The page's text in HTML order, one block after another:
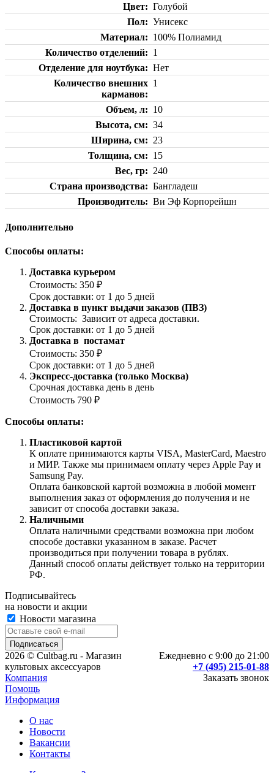
Цвет
Голубой
Пол
Унисекс
Материал
100% Полиамид
Количество отделений
1
Отделение для ноутбука
Нет
Количество внешних
карманов
1
Объем, л
10
Высота, см
34
Ширина, см
23
Толщина, см
15
Вес, гр
240
Страна производства
Бангладеш
Производитель
Ви Эф Корпорейшн
Дополнительно
Способы оплаты:
Доставка курьером
Стоимость: 350 ₽
Срок доставки: от 1 до 5 дней
Доставка в пункт выдачи заказов (ПВЗ)
Стоимость: Зависит от адреса доставки.
Срок доставки: от 1 до 5 дней
Доставка в постамат
Стоимость: 350 ₽
Срок доставки: от 1 до 5 дней
Экспресс-доставка (только Москва)
Срочная доставка день в день
Стоимость 790 ₽
Способы оплаты:
Пластиковой картой
К оплате принимаются карты VISA, MasterCard, Maestro
и МИР. Также мы принимаем оплату через Apple Pay и
Samsung Pay.
Оплата банковской картой возможна в любой момент
выполнения заказ от оформления до получения и не
зависит от способа доставки заказа.
Наличными
Оплата наличными средствами возможна при любом
способе доставки указанном в заказе. Расчет
производиться при получении товара в рублях.
Данный способ оплаты действует только на территории
РФ.
Подписывайтесь
на новости и акции
Новости магазина
Ежедневно с 9:00 до 21:00
+7 (495) 215-01-88
Заказать звонок
2026 © Cultbag.ru - Магазин
культовых аксессуаров
Компания
Помощь
Информация
О нас
Новости
Вакансии
Контакты